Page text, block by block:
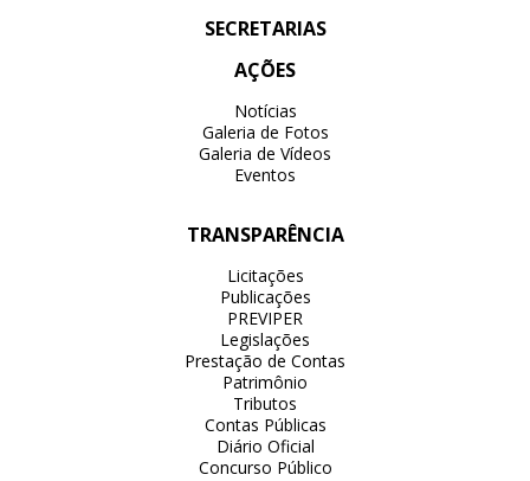
SECRETARIAS
AÇÕES
Notícias
Galeria de Fotos
Galeria de Vídeos
Eventos
TRANSPARÊNCIA
Licitações
Publicações
PREVIPER
Legislações
Prestação de Contas
Patrimônio
Tributos
Contas Públicas
Diário Oficial
Concurso Público